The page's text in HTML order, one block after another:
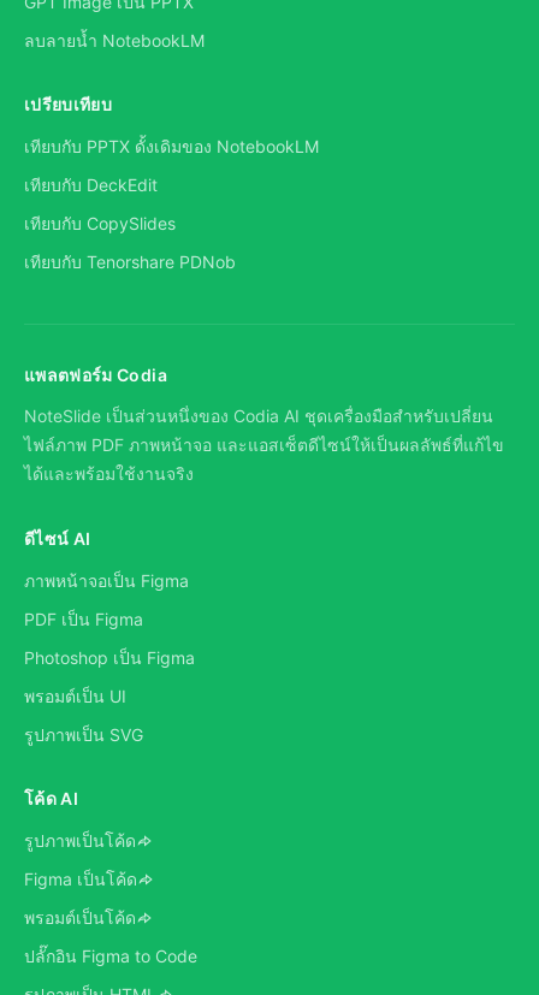
ลบลายน้ำ NotebookLM
เปรียบเทียบ
เทียบกับ PPTX ดั้งเดิมของ NotebookLM
เทียบกับ DeckEdit
เทียบกับ CopySlides
เทียบกับ Tenorshare PDNob
แพลตฟอร์ม Codia
NoteSlide เป็นส่วนหนึ่งของ Codia AI ชุดเครื่องมือสำหรับเปลี่ยน
ไฟล์ภาพ PDF ภาพหน้าจอ และแอสเซ็ตดีไซน์ให้เป็นผลลัพธ์ที่แก้ไข
ได้และพร้อมใช้งานจริง
ดีไซน์ AI
ภาพหน้าจอเป็น Figma
PDF เป็น Figma
Photoshop เป็น Figma
พรอมต์เป็น UI
รูปภาพเป็น SVG
โค้ด AI
รูปภาพเป็นโค้ด
Figma เป็นโค้ด
พรอมต์เป็นโค้ด
ปลั๊กอิน Figma to Code